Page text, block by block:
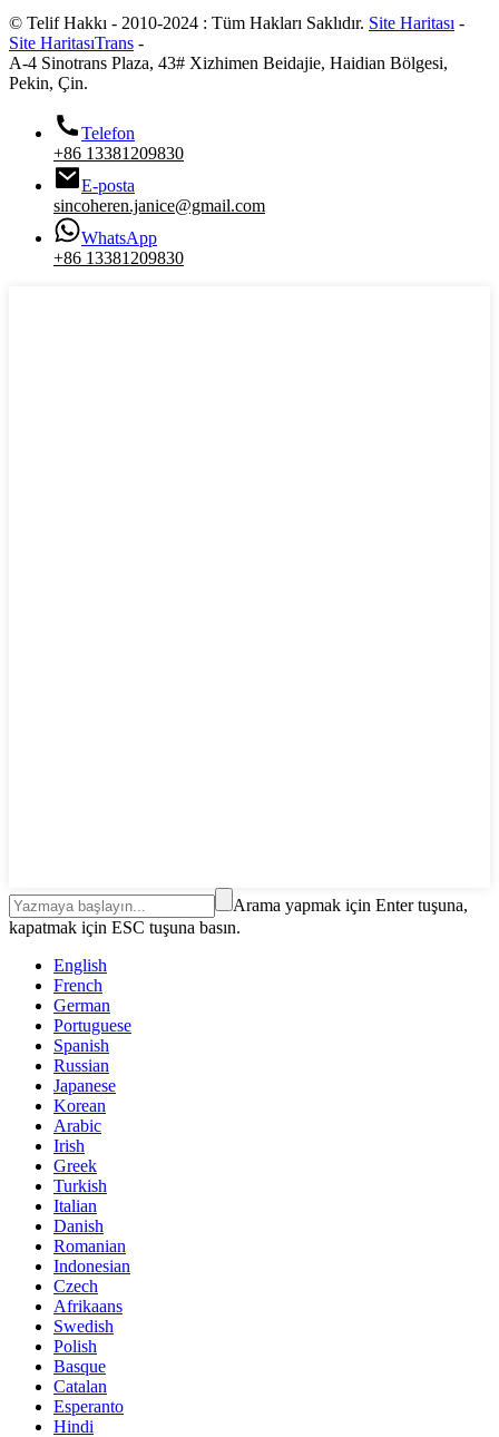
© Telif Hakkı - 2010-2024 : Tüm Hakları Saklıdır. Site Haritası -
Site HaritasıTrans -
A-4 Sinotrans Plaza, 43# Xizhimen Beidajie, Haidian Bölgesi,
Pekin, Çin.
Telefon
+86 13381209830
E-posta
sincoheren.janice@gmail.com
WhatsApp
+86 13381209830
Arama yapmak için Enter tuşuna,
kapatmak için ESC tuşuna basın.
English
French
German
Portuguese
Spanish
Russian
Japanese
Korean
Arabic
Irish
Greek
Turkish
Italian
Danish
Romanian
Indonesian
Czech
Afrikaans
Swedish
Polish
Basque
Catalan
Esperanto
Hindi